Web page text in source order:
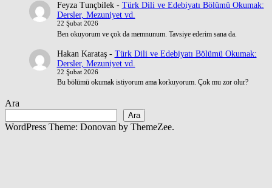
Feyza Tunçbilek- Türk Dili ve Edebiyatı Bölümü Okumak:
Dersler, Mezuniyet vd.
22 Şubat 2026
Ben okuyorum ve çok da memnunum. Tavsiye ederim sana da.
Hakan Karataş- Türk Dili ve Edebiyatı Bölümü Okumak:
Dersler, Mezuniyet vd.
22 Şubat 2026
Bu bölümü okumak istiyorum ama korkuyorum. Çok mu zor olur?
Ara
Ara
WordPress Theme: Donovan by ThemeZee.